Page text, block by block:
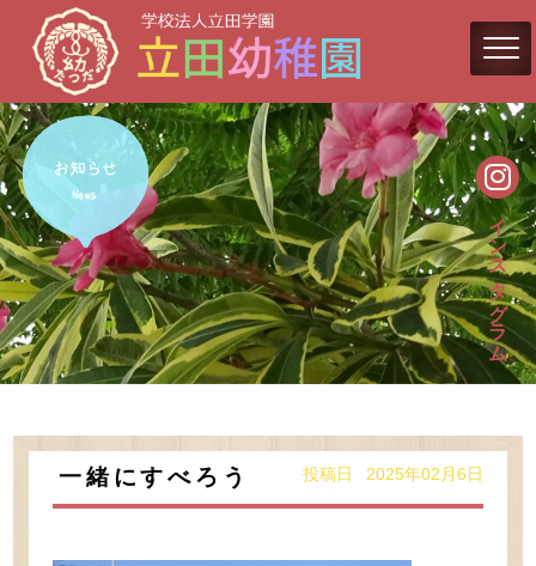
一緒にすべろう 投稿日 2025年02月6日
インスタグラム